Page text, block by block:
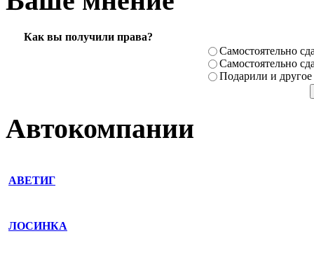
Как вы получили права?
Самостоя­тельно
Самостоя­тельно
Подарили­ и другое
Автокомпании
АВЕТИГ
ЛОСИНКА